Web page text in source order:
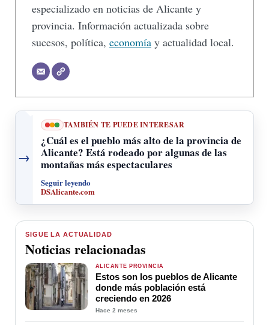
especializado en noticias de Alicante y
provincia. Información actualizada sobre
sucesos, política, economía y actualidad local.
→
TAMBIÉN TE PUEDE INTERESAR
¿Cuál es el pueblo más alto de la provincia de
Alicante? Está rodeado por algunas de las
montañas más espectaculares
Seguir leyendo
DSAlicante.com
SIGUE LA ACTUALIDAD
Noticias relacionadas
ALICANTE PROVINCIA
Estos son los pueblos de Alicante
donde más población está
creciendo en 2026
Hace 2 meses